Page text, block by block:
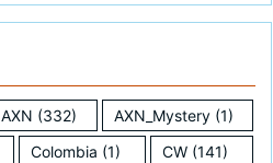
AXN (332) AXN_Mystery(1)
Colombia (1) CW(141)